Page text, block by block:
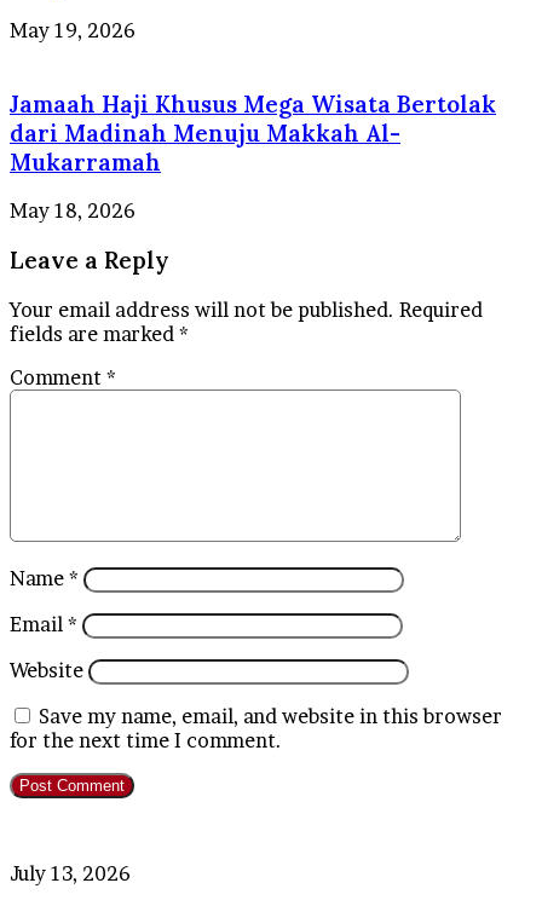
May 19, 2026
Jamaah Haji Khusus Mega Wisata Bertolak
dari Madinah Menuju Makkah Al-
Mukarramah
May 18, 2026
Leave a Reply
Your email address will not be published. Required
fields are marked *
Comment *
Name *
Email *
Website
Save my name, email, and website in this browser
for the next time I comment.
PT
July 13, 2026